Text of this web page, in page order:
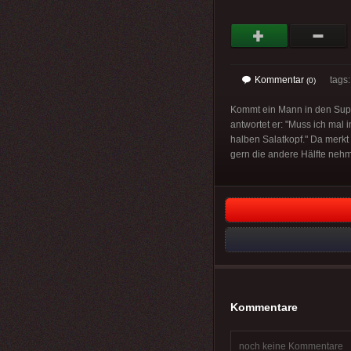
Kommentar (0) tags:
Kommt ein Mann in den
antwortet er: "Muss ich mal
halben Salatkopf." Da
gern die andere Hälfte
Kommentare
noch keine Kommentare